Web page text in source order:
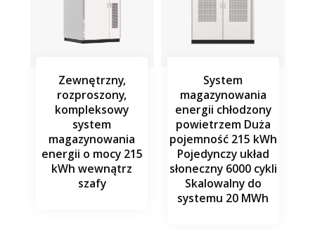
Zewnętrzny,
rozproszony,
kompleksowy
system
magazynowania
energii o mocy 215
kWh wewnątrz
szafy
System
magazynowania
energii chłodzony
powietrzem Duża
pojemność 215 kWh
Pojedynczy układ
słoneczny 6000 cykli
Skalowalny do
systemu 20 MWh